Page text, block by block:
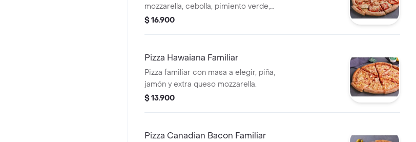
mozzarella, cebolla, pimiento verde,
tomate, aceitunas negras y champiñón.
$ 16.900
Pizza Hawaiana Familiar
Pizza familiar con masa a elegir, piña,
jamón y extra queso mozzarella.
$ 13.900
Pizza Canadian Bacon Familiar